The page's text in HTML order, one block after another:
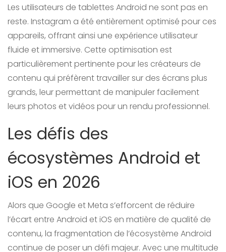
Les utilisateurs de tablettes Android ne sont pas en
reste. Instagram a été entièrement optimisé pour ces
appareils, offrant ainsi une expérience utilisateur
fluide et immersive. Cette optimisation est
particulièrement pertinente pour les créateurs de
contenu qui préfèrent travailler sur des écrans plus
grands, leur permettant de manipuler facilement
leurs photos et vidéos pour un rendu professionnel.
Les défis des
écosystèmes Android et
iOS en 2026
Alors que Google et Meta s’efforcent de réduire
l’écart entre Android et iOS en matière de qualité de
contenu, la fragmentation de l’écosystème Android
continue de poser un défi majeur. Avec une multitude